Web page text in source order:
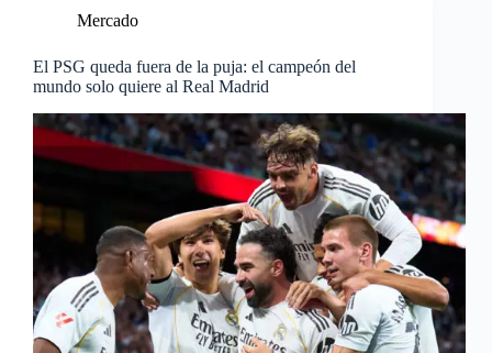
Mercado
El PSG queda fuera de la puja: el campeón del
mundo solo quiere al Real Madrid